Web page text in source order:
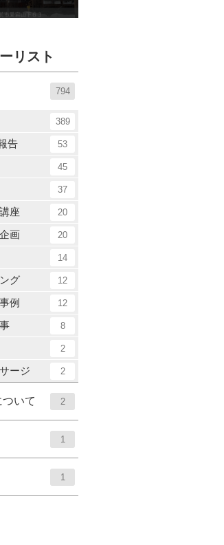
リスト
794
389
告 53
45
37
座 20
画 20
14
グ 12
例 12
8
2
ージ 2
いて 2
1
1